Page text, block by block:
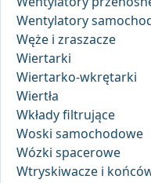
Wentylatory
Węże i zraszacze
Wiertarki
Wiertarko-wkrętarki
Wiertła
Wkłady filtrujące
Woski samochodowe
Wózki spacerowe
Wtryskiwacze i